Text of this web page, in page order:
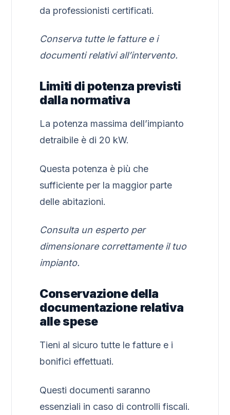
da professionisti certificati.
Conserva tutte le fatture e i
documenti relativi all’intervento.
Limiti di potenza previsti
dalla normativa
La potenza massima dell’impianto
detraibile è di 20 kW.
Questa potenza è più che
sufficiente per la maggior parte
delle abitazioni.
Consulta un esperto per
dimensionare correttamente il tuo
impianto.
Conservazione della
documentazione relativa
alle spese
Tieni al sicuro tutte le fatture e i
bonifici effettuati.
Questi documenti saranno
essenziali in caso di controlli fiscali.